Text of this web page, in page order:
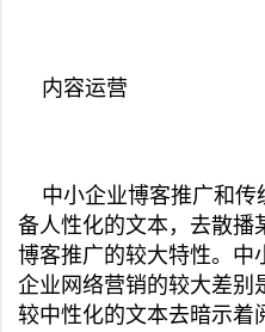
内容运营
中小企业博客推广和传
备人性化的文本，去散播
博客推广的较大特性。中
企业网络营销的较大差别
较中性化的文本去暗示着